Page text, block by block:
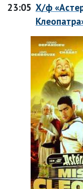
23:05 Х/ф